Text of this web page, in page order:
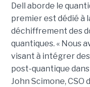
Dell aborde le
premier est dédié à
déchiffrement des
quantiques. « Nous
visant à intégrer
post-quantique
John Scimone, CSO